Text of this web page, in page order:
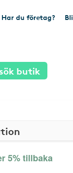
Har du företag?
butik
5% tillbaka